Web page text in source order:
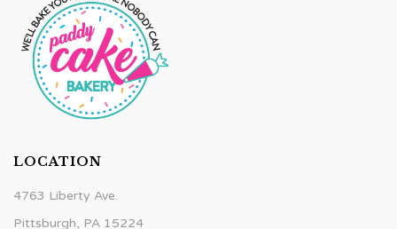
LOCATION
4763 Liberty Ave.
Pittsburgh, PA 15224